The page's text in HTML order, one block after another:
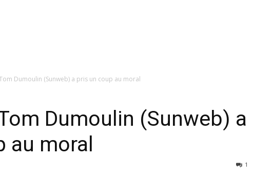
Dumoulin (Sunweb) a pris un coup au moral
Dumoulin (Sunweb) a
au moral
1